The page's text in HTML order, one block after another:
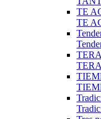
TE
TE